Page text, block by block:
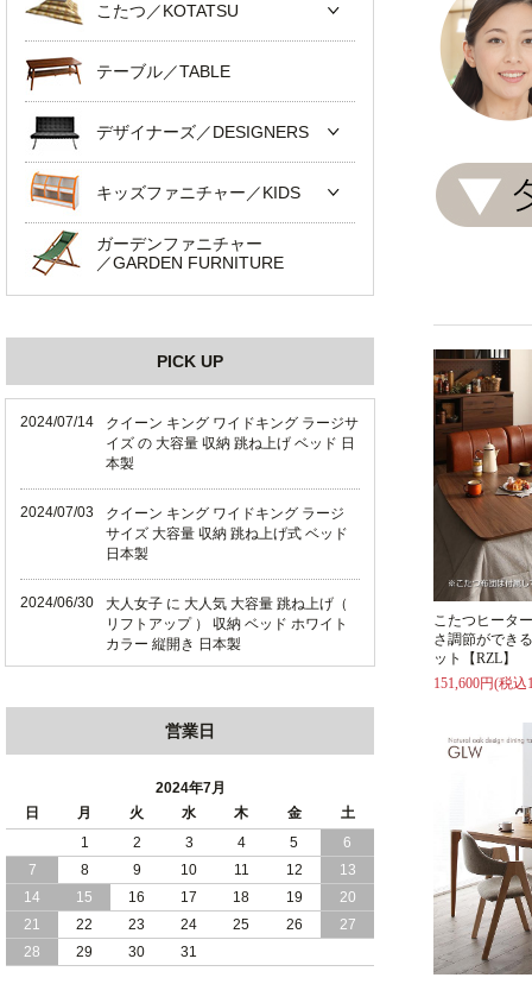
こたつヒータ
さ調節ができ
ット【RZL】
151,600円(税込
こたつ／KOTATSU
テーブル／TABLE
デザイナーズ／DESIGNERS
キッズファニチャー／KIDS
ガーデンファニチャー
／GARDEN FURNITURE
PICK UP
2024/07/14
クイーン キング ワイドキング ラージサ
イズ の 大容量 収納 跳ね上げ ベッド 日
本製
2024/07/03
クイーン キング ワイドキング ラージ
サイズ 大容量 収納 跳ね上げ式 ベッド
日本製
2024/06/30
大人女子 に 大人気 大容量 跳ね上げ（
リフトアップ ） 収納 ベッド ホワイト
カラー 縦開き 日本製
ワイトカラー 縦開き 日本製
全長190cm ショート丈 コンパクト 大容
量 収納力 の 跳ね上げ （ リフトアップ
） 式 ベッド 横開き 日本製
2024/05/27
日本製 大容量 収納 跳ね上げ式 リフト
アップ 横開き ヘッドボードレス ベッド
組立設置サービス付
2024/05/21
日本製 大容量 収納 跳ね上げ式 リフト
営業日
2024年7月
日
月 火 水 木 金
土
1
2 3 4 5
6
7
8 9 10 11 12
13
14
15 16 17 18 19
20
21
22 23 24 25 26
27
28
29 30 31